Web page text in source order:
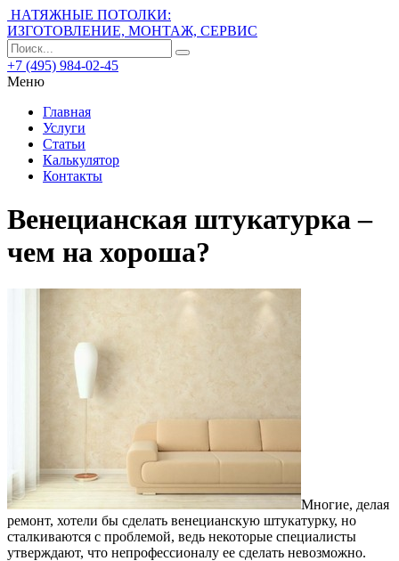
НАТЯЖНЫЕ ПОТОЛКИ:
ИЗГОТОВЛЕНИЕ, МОНТАЖ, СЕРВИС
+7 (495) 984-02-45
Меню
Главная
Услуги
Статьи
Калькулятор
Контакты
Венецианская штукатурка –
чем на хороша?
Многие, делая
ремонт, хотели бы сделать венецианскую штукатурку, но
сталкиваются с проблемой, ведь некоторые специалисты
утверждают, что непрофессионалу ее сделать невозможно.